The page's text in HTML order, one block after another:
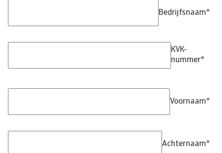
Bedrijfsnaam*
KVK-
nummer*
Voornaam*
Achternaam*